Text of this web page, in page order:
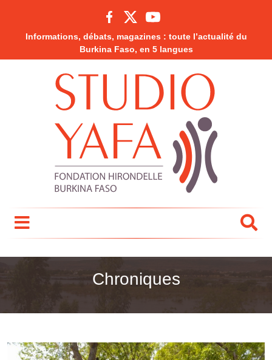
Informations, débats, magazines : toute l’actualité du
Burkina Faso, en 5 langues
Chroniques